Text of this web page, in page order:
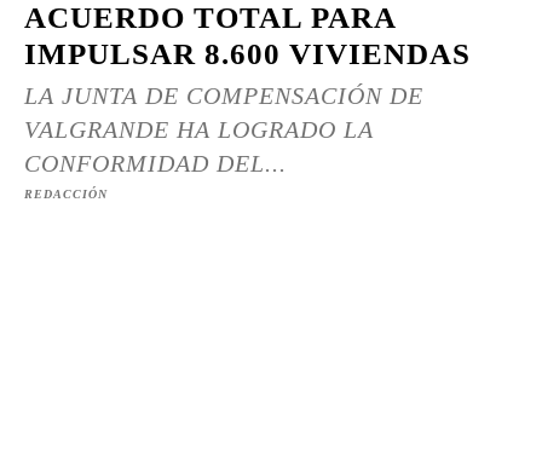
ACUERDO TOTAL PARA
IMPULSAR 8.600 VIVIENDAS
LA JUNTA DE COMPENSACIÓN DE
VALGRANDE HA LOGRADO LA
CONFORMIDAD DEL...
REDACCIÓN